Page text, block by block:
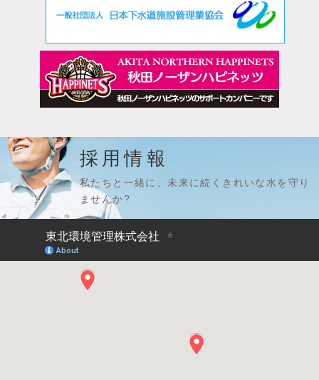
採用情報
私たちと一緒に、未来に続くきれいな水を守り
ませんか?